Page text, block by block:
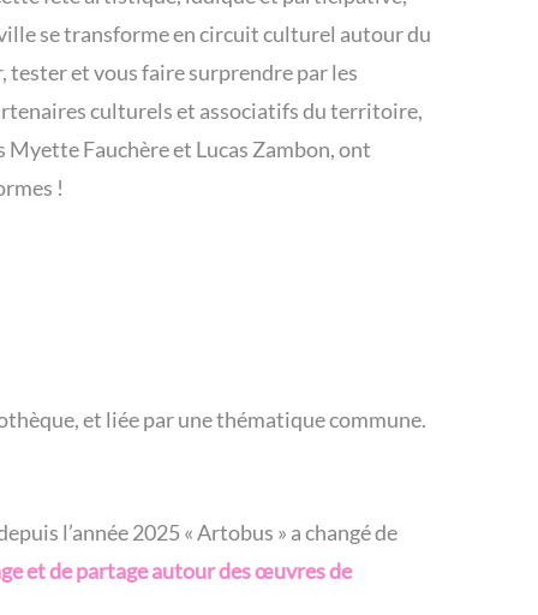
se transforme en circuit culturel autour du
et vous faire surprendre par les
culturels et associatifs du territoire,
Fauchère et Lucas Zambon, ont
!
et liée par une thématique commune.
l’année 2025 « Artobus » a changé de
et de partage autour des œuvres de